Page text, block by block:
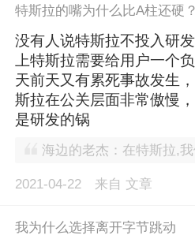
特斯拉的嘴为什么比A柱还硬？
没有人说特斯拉不投入研
上特斯拉需要给用户一个
天前天又有累死事故发生
斯拉在公关层面非常傲慢
是研发的锅
海边的老杰：在特斯拉,我们从不做广告,而是把钱投入研发和生产设计,不断改进产品.每家公司都
2021-04-22 来自 文章
我为什么选择离开字节跳动